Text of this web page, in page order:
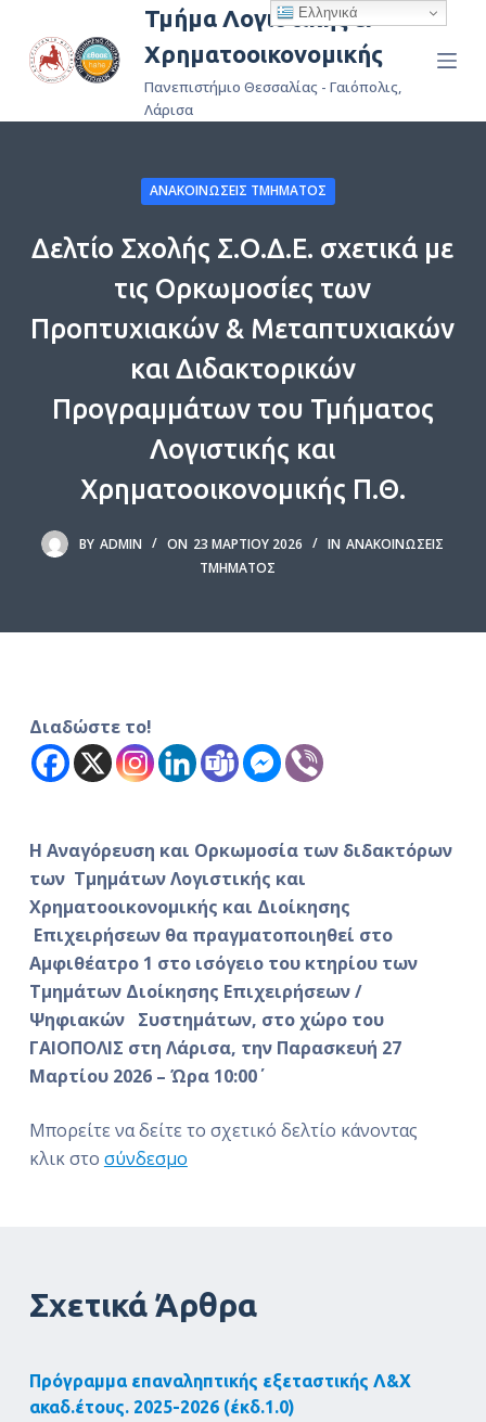
ε
σ
Τμήμα Λογιστικής &
Χρηματοοικονομικής
Πανεπιστήμιο Θεσσαλίας - Γαιόπολις,
Λάρισα
ΑΝΑΚΟΙΝΏΣΕΙΣ ΤΜΉΜΑΤΟΣ
Δελτίο Σχολής Σ.Ο.Δ.Ε. σχετικά με
τις Ορκωμοσίες των
Προπτυχιακών & Μεταπτυχιακών
και Διδακτορικών
Προγραμμάτων του Τμήματος
Λογιστικής και
Χρηματοοικονομικής Π.Θ.
BY ADMIN ON 23 ΜΑΡΤΊΟΥ 2026 IN ΑΝΑΚΟΙΝΏΣΕΙΣ
ΤΜΉΜΑΤΟΣ
Διαδώστε το!
Η Αναγόρευση και Ορκωμοσία των διδακτόρων
των Τμημάτων Λογιστικής και
Χρηματοοικονομικής και Διοίκησης
Επιχειρήσεων θα πραγματοποιηθεί στο
Αμφιθέατρο 1 στο ισόγειο του κτηρίου των
Τμημάτων Διοίκησης Επιχειρήσεων /
Ψηφιακών Συστημάτων, στο χώρο του
ΓΑΙΟΠΟΛΙΣ στη Λάρισα, την Παρασκευή 27
Μαρτίου 2026 – Ώρα 10:00΄
Μπορείτε να δείτε το σχετικό δελτίο κάνοντας
κλικ στο σύνδεσμο
Σχετικά Άρθρα
Πρόγραμμα επαναληπτικής εξεταστικής Λ&Χ
ακαδ.έτους. 2025-2026 (έκδ.1.0)
Ελληνικά